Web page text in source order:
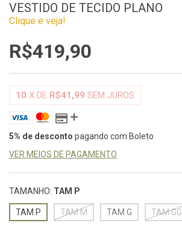
VESTIDO DE TECIDO PLANO
Clique e veja!
R$419,90
10 X DE R$41,99 SEM JUROS
5% de desconto pagando com Boleto
VER MEIOS DE PAGAMENTO
TAMANHO: TAM P
TAM P TAM M TAM G TAM GG